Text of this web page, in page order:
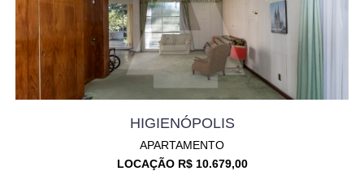
HIGIENÓPOLIS
APARTAMENTO
LOCAÇÃO R$ 10.679,00